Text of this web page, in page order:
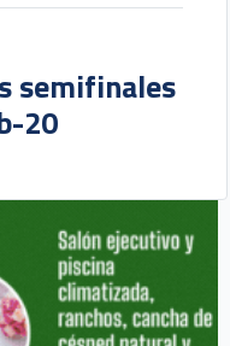
semifinales
20